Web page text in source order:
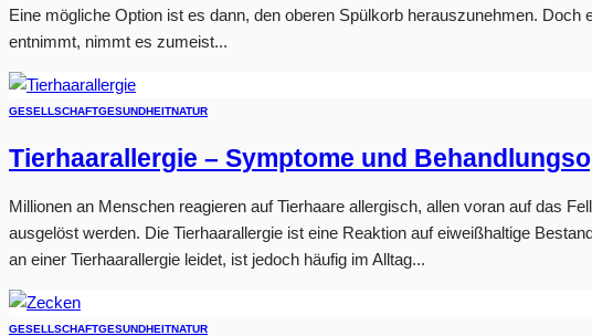
Eine mögliche Option ist es dann, den oberen Spülkorb herauszunehmen.
entnimmt, nimmt es zumeist...
GESELLSCHAFTGESUNDHEITNATUR
Tierhaarallergie – Symptome und
Millionen an Menschen reagieren auf Tierhaare allergisch, allen voran auf das
ausgelöst werden. Die Tierhaarallergie ist eine Reaktion auf eiweißhaltige
an einer Tierhaarallergie leidet, ist jedoch häufig im Alltag...
GESELLSCHAFTGESUNDHEITNATUR